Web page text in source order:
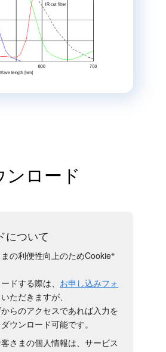
ロード
について
の利便性向上のためCookie※
ドする際は、 お申し込みフォ
ただきますが、
らのアクセスであれば入力を
ウンロード可能です。
さまの個人情報は、サービス